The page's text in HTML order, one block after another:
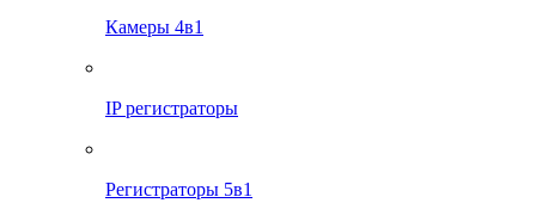
Камеры 4в1
IP регистраторы
Регистраторы 5в1